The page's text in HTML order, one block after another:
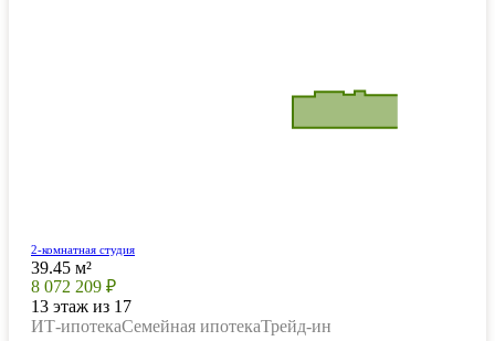
2-комнатная студия
39.45 м²
8 072 209 ₽
13 этаж из 17
ИТ-ипотекаСемейная ипотекаТрейд-ин